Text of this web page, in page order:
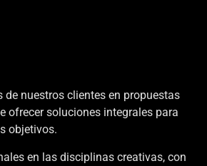
de nuestros clientes en propuestas
ofrecer soluciones integrales para
objetivos.
en las disciplinas creativas, con